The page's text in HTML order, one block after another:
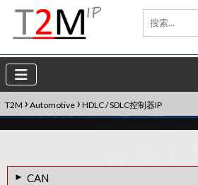
T2M › Automotive › HDLC / SDLC控制器IP
CAN